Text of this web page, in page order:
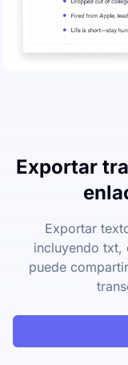
Exportar
Exportar
incluyendo txt,
puede